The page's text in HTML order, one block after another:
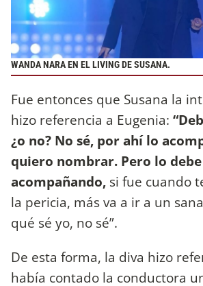
WANDA NARA EN EL LIVING DE SUSANA.
Fue entonces que Susana la
hizo referencia a Eugenia:
¿o no? No sé, por ahí lo
quiero nombrar. Pero lo
acompañando, si fue cuando
la pericia, más va a ir a un
qué sé yo, no sé”.
De esta forma, la diva hizo
había contado la conductora